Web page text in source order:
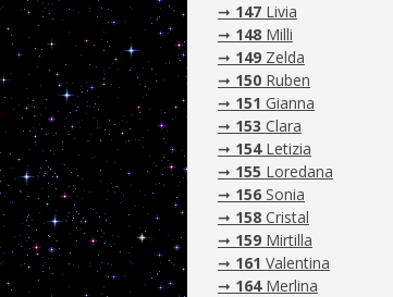
➞ 147 Livia
➞ 148 Milli
➞ 149 Zelda
➞ 150 Ruben
➞ 151 Gianna
➞ 153 Clara
➞ 154Letizia
➞ 155 Loredana
➞ 156 Sonia
➞ 158 Cristal
➞ 159 Mirtilla
➞ 161 Valentina
➞ 164Merlina